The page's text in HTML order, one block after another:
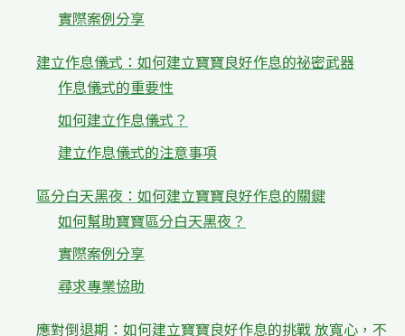
實際案例分享
建立作息儀式：如何建立寶寶良好作息的祕密武器
作息儀式的重要性
如何建立作息儀式？
建立作息儀式的注意事項
區分白天黑夜：如何建立寶寶良好作息的關鍵
如何幫助寶寶區分白天黑夜？
實際案例分享
尋求專業協助
應對倒退期：如何建立寶寶良好作息的挑戰 放寬心，不